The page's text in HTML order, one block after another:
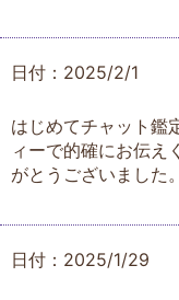
日付：2025/2/1
はじめてチャット鑑
ィーで的確にお伝
がとうございました
日付：2025/1/29